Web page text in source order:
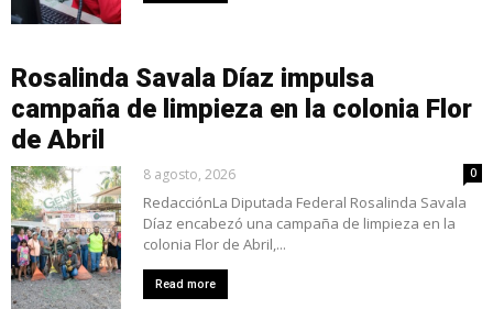
Rosalinda Savala Díaz impulsa
campaña de limpieza en la colonia Flor
de Abril
8 agosto, 2026 0
RedacciónLa Diputada Federal Rosalinda Savala
Díaz encabezó una campaña de limpieza en la
colonia Flor de Abril,...
Read more